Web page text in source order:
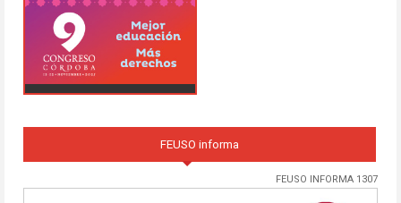
FEUSO informa
FEUSO INFORMA 1307